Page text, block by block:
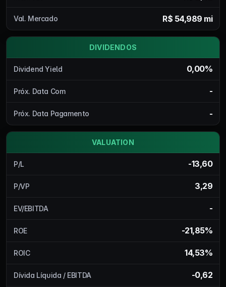
Val. Mercado R$ 54,989 mi
DIVIDENDOS
Dividend Yield 0,00%
Próx. Data Com -
Próx. Data Pagamento -
VALUATION
P/L -13,60
P/VP 3,29
EV/EBITDA -
ROE -21,85%
ROIC 14,53%
Dívida Líquida / EBITDA -0,62